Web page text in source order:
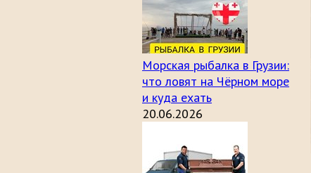
Морская рыбалка в Грузии:
что ловят на Чёрном море
и куда ехать
20.06.2026